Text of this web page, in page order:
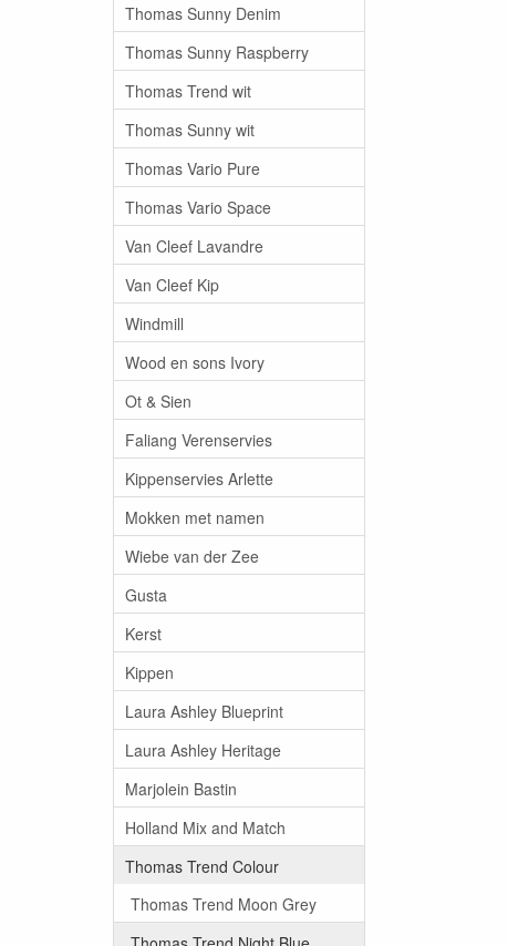
Thomas Sunny Denim
Thomas Sunny Raspberry
Thomas Trend wit
Thomas Sunny wit
Thomas Vario Pure
Thomas Vario Space
Van Cleef Lavandre
Van Cleef Kip
Windmill
Wood en sons Ivory
Ot & Sien
Faliang Verenservies
Kippenservies Arlette
Mokken met namen
Wiebe van der Zee
Gusta
Kerst
Kippen
Laura Ashley Blueprint
Laura Ashley Heritage
Marjolein Bastin
Holland Mix and Match
Thomas Trend Colour
Thomas Trend Moon Grey